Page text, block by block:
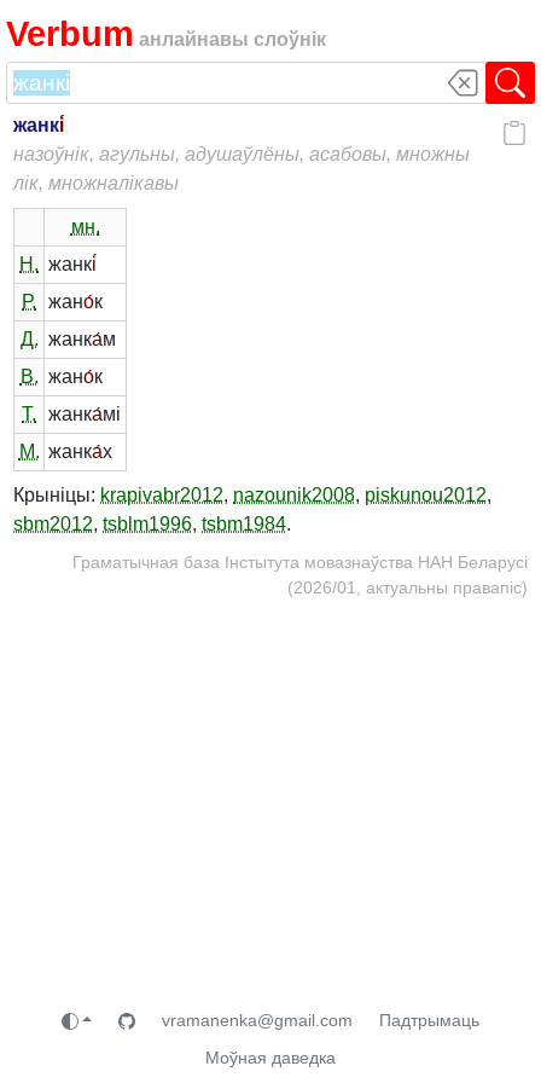
Verbum анлайнавы слоўнік
жанкі́
назоўнік, агульны, адушаўлёны, асабовы, множны
лік, множналікавы
мн.
Н. жанкі́
Р.
жано́к
Д. жанка́м
В. жано́к
Т.
жанка́мі
М. жанка́х
Крыніцы: krapivabr2012, nazounik2008, piskunou2012,
sbm2012, tsblm1996, tsbm1984.
Граматычная база Інстытута мовазнаўства НАН Беларусі
(2026/01, актуальны правапіс)
vramanenka@gmail.com
Падтрымаць
Моўная даведка